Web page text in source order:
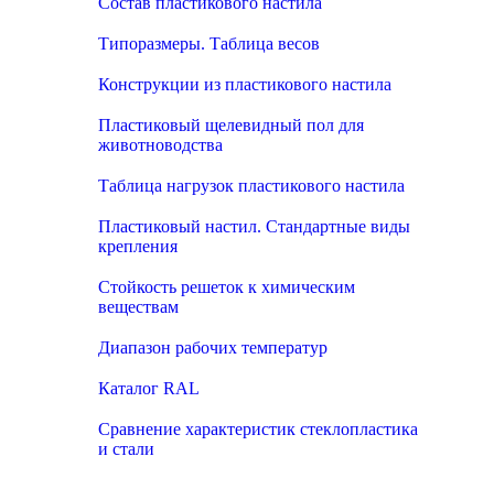
Типоразмеры. Таблица весов
Конструкции из пластикового настила
Пластиковый щелевидный пол для
животноводства
Таблица нагрузок пластикового настила
Пластиковый настил. Стандартные виды
крепления
Стойкость решеток к химическим
веществам
Диапазон рабочих температур
Каталог RAL
Сравнение характеристик стеклопластика
и стали